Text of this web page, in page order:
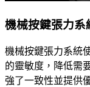
機械按鍵張力系
機械按鍵張力系統
的靈敏度，降低需
強了一致性並提供